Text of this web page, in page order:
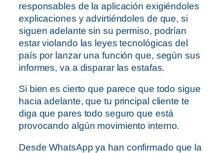
responsables de la aplicación exigiéndoles
explicaciones y advirtiéndoles de que, si
siguen adelante sin su permiso, podrían
estar violando las leyes tecnológicas del
país por lanzar una función que, según sus
informes, va a disparar las estafas.
Si bien es cierto que parece que todo sigue
hacia adelante, que tu principal cliente te
diga que pares todo seguro que está
provocando algún movimiento interno.
Desde WhatsApp ya han confirmado que la